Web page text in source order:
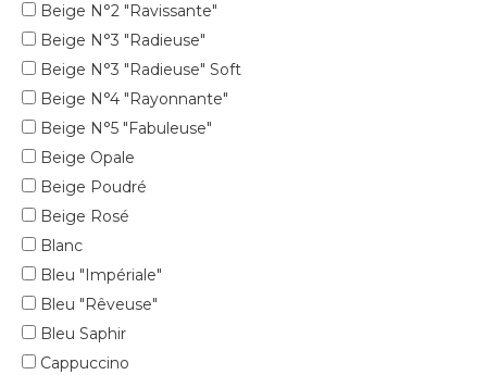
Beige N°2 "Ravissante"
Beige N°3 "Radieuse"
Beige N°3 "Radieuse" Soft
Beige N°4 "Rayonnante"
Beige N°5 "Fabuleuse"
Beige Opale
Beige Poudré
Beige Rosé
Blanc
Bleu "Impériale"
Bleu "Rêveuse"
Bleu Saphir
Cappuccino